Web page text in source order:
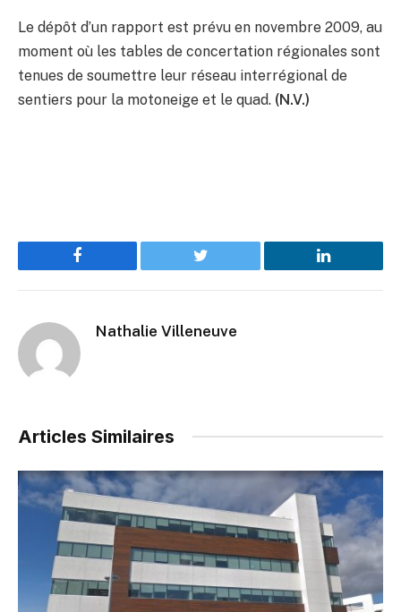
Le dépôt d’un rapport est prévu en novembre 2009, au
moment où les tables de concertation régionales sont
tenues de soumettre leur réseau interrégional de
sentiers pour la motoneige et le quad. (N.V.)
Facebook Twitter LinkedIn
Nathalie Villeneuve
Articles Similaires